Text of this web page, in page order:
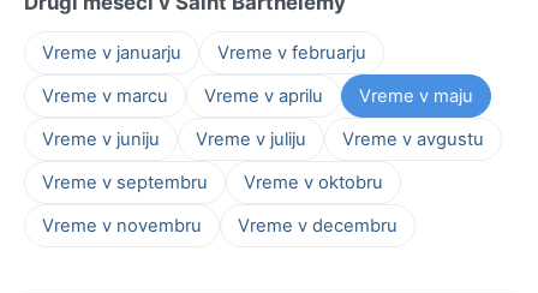
Vreme v januarju
Vreme v februarju
Vreme v marcu
Vreme v aprilu
Vreme v maju
Vreme v juniju
Vreme v juliju
Vreme v avgustu
Vreme v septembru
Vreme v oktobru
Vreme v novembru
Vreme v decembru